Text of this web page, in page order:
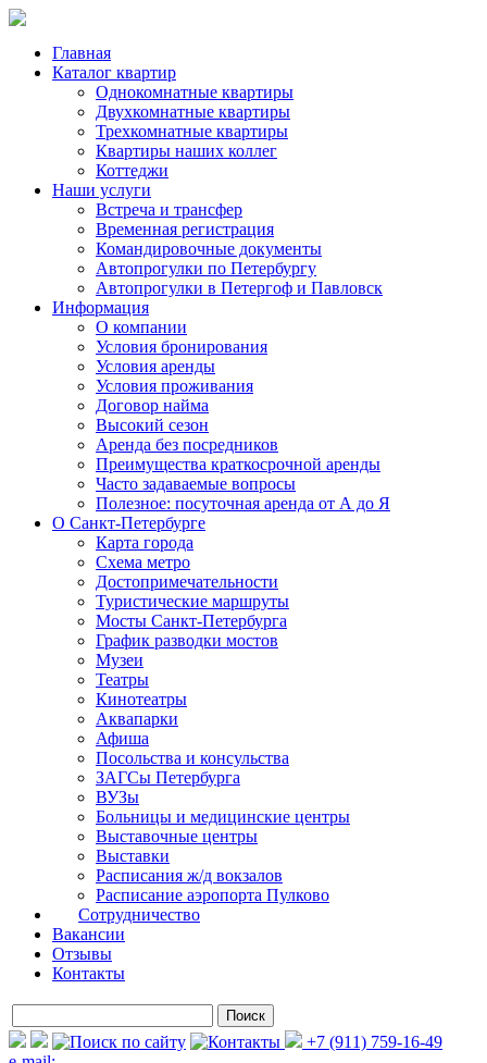
Главная
Каталог квартир
Однокомнатные квартиры
Двухкомнатные квартиры
Трехкомнатные квартиры
Квартиры наших коллег
Коттеджи
Наши услуги
Встреча и трансфер
Временная регистрация
Командировочные документы
Автопрогулки по Петербургу
Автопрогулки в Петергоф и Павловск
Информация
О компании
Условия бронирования
Условия аренды
Условия проживания
Договор найма
Высокий сезон
Аренда без посредников
Преимущества краткосрочной аренды
Часто задаваемые вопросы
Полезное: посуточная аренда от А до Я
О Санкт-Петербурге
Карта города
Схема метро
Достопримечательности
Туристические маршруты
Мосты Санкт-Петербурга
График разводки мостов
Музеи
Театры
Кинотеатры
Аквапарки
Афиша
Посольства и консульства
ЗАГСы Петербурга
ВУЗы
Больницы и медицинские центры
Выставочные центры
Выставки
Расписания ж/д вокзалов
Расписание аэропорта Пулково
Сотрудничество
Вакансии
Отзывы
Контакты
+7 (911) 759-16-49